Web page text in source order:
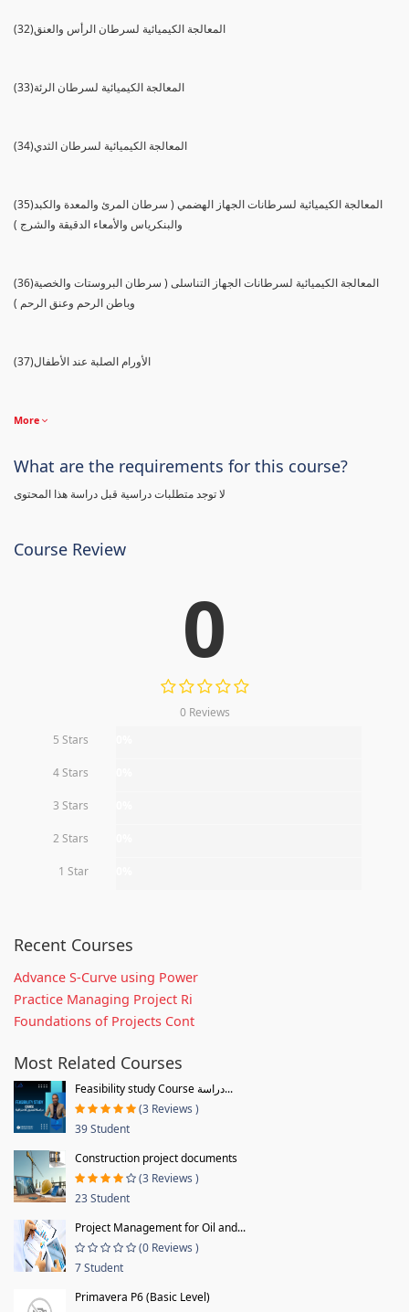
(32)المعالجة الكيميائية لسرطان الرأس والعنق
(33)المعالجة الكيميائية لسرطان الرئة
(34)المعالجة الكيميائية لسرطان الثدي
(35)المعالجة الكيميائية لسرطانات الجهاز الهضمي ( سرطان المرئ والمعدة والكبد
والبنكرياس والأمعاء الدقيقة والشرج )
(36)المعالجة الكيميائية لسرطانات الجهاز التناسلى ( سرطان البروستات والخصية
وباطن الرحم وعنق الرحم )
(37)الأورام الصلبة عند الأطفال
More
What are the requirements for this course?
لا توجد متطلبات دراسية قبل دراسة هذا المحتوى
Course Review
0
0 Reviews
5 Stars
4 Stars
3 Stars
2 Stars
1 Star
Recent Courses
Advance S-Curve using Power
Practice Managing Project Ri
Foundations of Projects Cont
Most Related Courses
Feasibility study Course دراسة...
(3 Reviews )
39 Student
Construction project documents
(3 Reviews )
23 Student
Project Management for Oil and...
(0 Reviews )
7 Student
Primavera P6 (Basic Level)